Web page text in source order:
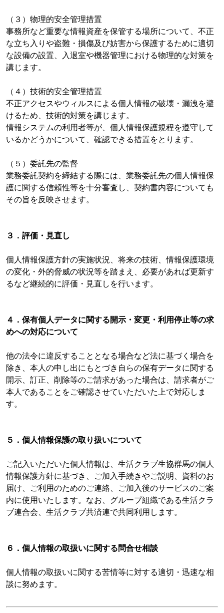
（３）物理的安全管理措置
事務所など重要な情報資産を保管する場所について、不正
な立ち入りや盗難・損傷及び妨害から保護するために適切
な設備の設置、入退室や機器管理における物理的な対策を
講じます。
（４）技術的安全管理措置
不正アクセスやウィルスによる個人情報の破壊・漏洩を避
けるため、技術的対策を講じます。
情報システムの利用者等が、個人情報保護規程を遵守して
いるかどうかについて、確認できる措置をとります。
（５）委託先の監督
業務委託契約を締結する際には、業務委託先の個人情報保
護に関する信頼性等を十分審査し、契約書内容についても
その旨を反映させます。
３．評価・見直し
個人情報保護方針の実施状況、将来の技術、情報保護環境
の変化・外的脅威の状況等を踏まえ、必要があれば更新す
るなど継続的に評価・見直しを行います。
４．保有個人データに関する開示・変更・利用停止等の求
めへの対応について
他の法令に違反することとなる場合など法に基づく場合を
除き、本人の申し出にもとづき自らの保有データに関する
開示、訂正、削除等のご請求があった場合は、請求者がご
本人であることをご確認させていただいた上で対応しま
す。
５．個人情報保護の取り扱いについて
ご記入いただいた個人情報は、生活クラブ生協群馬の個人
情報保護方針に基づき、ご加入手続きやご説明、資料のお
届け、ご利用のためのご連絡、ご加入後のサービスのご案
内に使用いたします。なお、グループ組織である生活クラ
ブ連合会、生活クラブ共済連で共同利用します。
６．個人情報の取扱いに関する問合せ相談
個人情報の取扱いに関する苦情等に対する適切・迅速な相
談に努めます。